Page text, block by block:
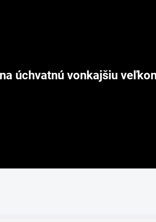
úchvatnú vonkajšiu